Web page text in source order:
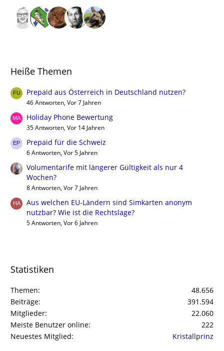
Heiße Themen
Prepaid aus Österreich in Deutschland nutzen?
46 Antworten, Vor 7 Jahren
Holiday Phone Bewertung
35 Antworten, Vor 14 Jahren
Prepaid für die Schweiz
6 Antworten, Vor 5 Jahren
Volumentarife mit längerer Gültigkeit als nur 4
Wochen?
8 Antworten, Vor 7 Jahren
Aus welchen EU-Ländern sind Simkarten anonym
nutzbar? Wie ist die Rechtslage?
5 Antworten, Vor 6 Jahren
Statistiken
Themen
48.656
Beiträge
391.594
Mitglieder
22.060
Meiste Benutzer online
222
Neuestes Mitglied
Kristallprinz